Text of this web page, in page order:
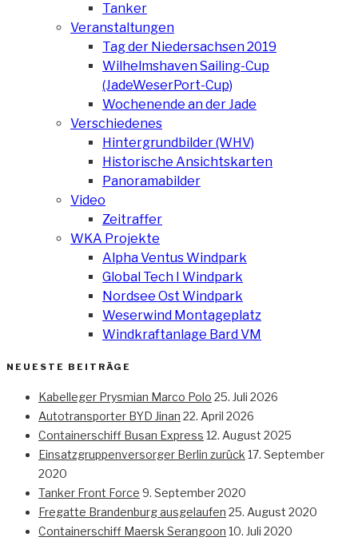
Tanker
Veranstaltungen
Tag der Niedersachsen 2019
Wilhelmshaven Sailing-Cup
(JadeWeserPort-Cup)
Wochenende an der Jade
Verschiedenes
Hintergrundbilder (WHV)
Historische Ansichtskarten
Panoramabilder
Video
Zeitraffer
WKA Projekte
Alpha Ventus Windpark
Global Tech I Windpark
Nordsee Ost Windpark
Weserwind Montageplatz
Windkraftanlage Bard VM
NEUESTE BEITRÄGE
Kabelleger Prysmian Marco Polo 25. Juli 2026
Autotransporter BYD Jinan 22. April 2026
Containerschiff Busan Express 12. August 2025
Einsatzgruppenversorger Berlin zurück 17. September
2020
Tanker Front Force 9. September 2020
Fregatte Brandenburg ausgelaufen 25. August 2020
Containerschiff Maersk Serangoon 10. Juli 2020